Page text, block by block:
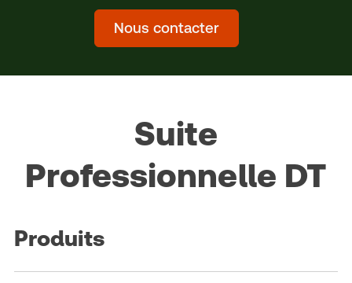
Nous contacter
Suite
Professionnelle DT
Produits